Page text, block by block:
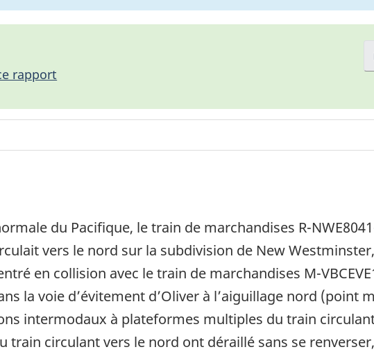
rapport
du Pacifique, le train de marchandises R-
vers le nord sur la subdivision de New
en collision avec le train de marchandises M-
la voie d’évitement d’Oliver à l’aiguillage nord (point
intermodaux à plateformes multiples du train
train circulant vers le nord ont déraillé sans se